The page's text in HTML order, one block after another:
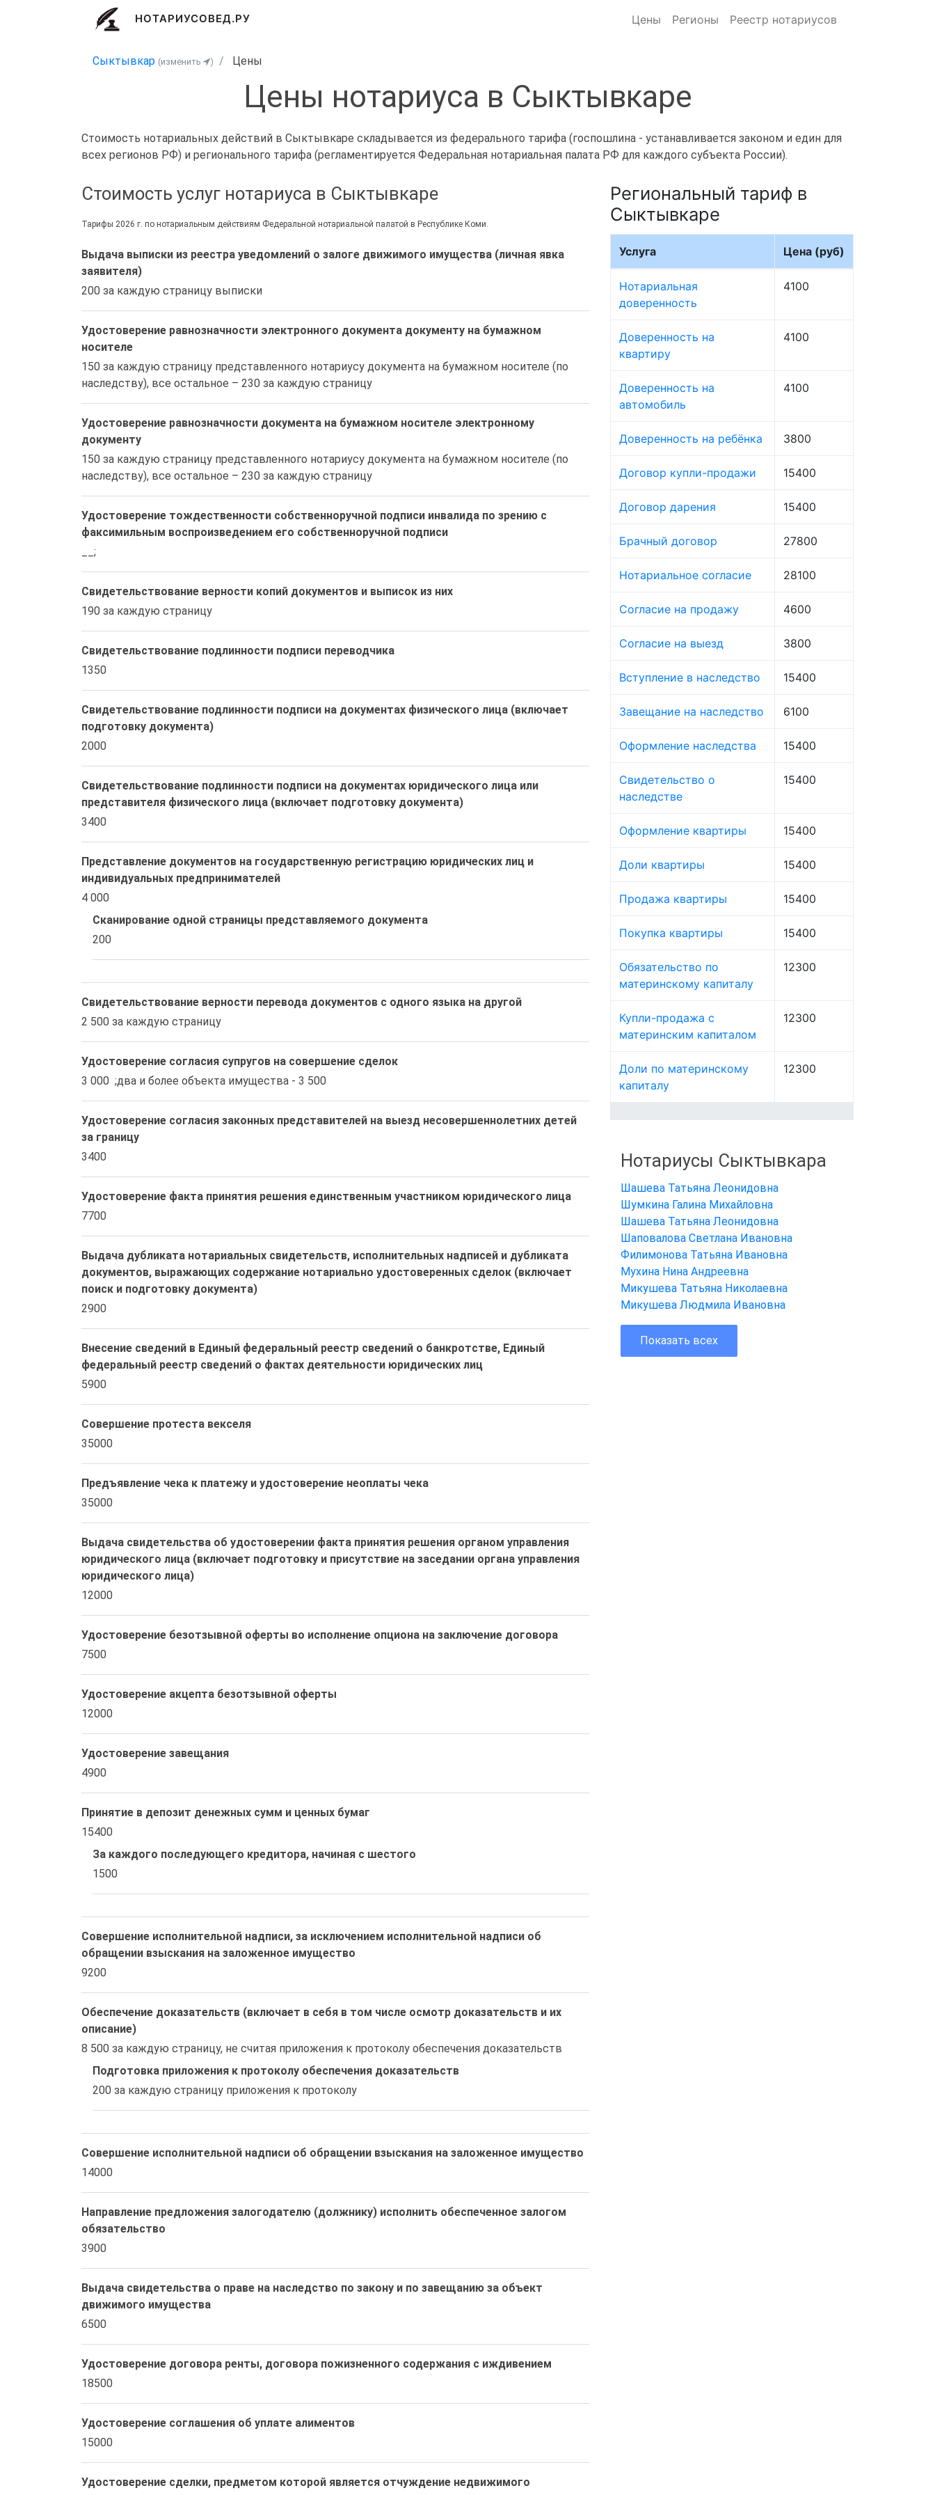
НОТАРИУСОВЕД.РУ Цены Регионы Реестр нотариусов
Сыктывкар (изменить ) Цены
Цены нотариуса в Сыктывкаре
Стоимость нотариальных действий в Сыктывкаре складывается из федерального тарифа (госпошлина - устанавливается законом и един для
всех регионов РФ) и регионального тарифа (регламентируется Федеральная нотариальная палата РФ для каждого субъекта России).
Стоимость услуг нотариуса в Сыктывкаре
Тарифы 2026 г. по нотариальным действиям Федеральной нотариальной палатой в Республике Коми.
Выдача выписки из реестра уведомлений о залоге движимого имущества (личная явка
заявителя)
200 за каждую страницу выписки
Удостоверение равнозначности электронного документа документу на бумажном
носителе
150 за каждую страницу представленного нотариусу документа на бумажном носителе (по
наследству), все остальное – 230 за каждую страницу
Удостоверение равнозначности документа на бумажном носителе электронному
документу
150 за каждую страницу представленного нотариусу документа на бумажном носителе (по
наследству), все остальное – 230 за каждую страницу
Удостоверение тождественности собственноручной подписи инвалида по зрению с
факсимильным воспроизведением его собственноручной подписи
__;
Свидетельствование верности копий документов и выписок из них
190 за каждую страницу
Свидетельствование подлинности подписи переводчика
1350
Свидетельствование подлинности подписи на документах физического лица (включает
подготовку документа)
2000
Свидетельствование подлинности подписи на документах юридического лица или
представителя физического лица (включает подготовку документа)
3400
Представление документов на государственную регистрацию юридических лиц и
индивидуальных предпринимателей
4 000
Сканирование одной страницы представляемого документа
200
Свидетельствование верности перевода документов с одного языка на другой
2 500 за каждую страницу
Удостоверение согласия супругов на совершение сделок
3 000  ;два и более объекта имущества - 3 500
Удостоверение согласия законных представителей на выезд несовершеннолетних детей
за границу
3400
Удостоверение факта принятия решения единственным участником юридического лица
7700
Выдача дубликата нотариальных свидетельств, исполнительных надписей и дубликата
документов, выражающих содержание нотариально удостоверенных сделок (включает
поиск и подготовку документа)
2900
Внесение сведений в Единый федеральный реестр сведений о банкротстве, Единый
федеральный реестр сведений о фактах деятельности юридических лиц
5900
Совершение протеста векселя
35000
Предъявление чека к платежу и удостоверение неоплаты чека
35000
Выдача свидетельства об удостоверении факта принятия решения органом управления
юридического лица (включает подготовку и присутствие на заседании органа управления
юридического лица)
12000
Удостоверение безотзывной оферты во исполнение опциона на заключение договора
7500
Удостоверение акцепта безотзывной оферты
12000
Удостоверение завещания
4900
Принятие в депозит денежных сумм и ценных бумаг
15400
За каждого последующего кредитора, начиная с шестого
1500
Совершение исполнительной надписи, за исключением исполнительной надписи об
обращении взыскания на заложенное имущество
9200
Обеспечение доказательств (включает в себя в том числе осмотр доказательств и их
описание)
8 500 за каждую страницу, не считая приложения к протоколу обеспечения доказательств
Подготовка приложения к протоколу обеспечения доказательств
200 за каждую страницу приложения к протоколу
Совершение исполнительной надписи об обращении взыскания на заложенное имущество
14000
Направление предложения залогодателю (должнику) исполнить обеспеченное залогом
обязательство
3900
Выдача свидетельства о праве на наследство по закону и по завещанию за объект
движимого имущества
6500
Удостоверение договора ренты, договора пожизненного содержания с иждивением
18500
Удостоверение соглашения об уплате алиментов
15000
Удостоверение сделки, предметом которой является отчуждение недвижимого
Региональный тариф в
Сыктывкаре
Услуга Цена (руб)
Нотариальная
доверенность
4100
Доверенность на
квартиру
4100
Доверенность на
автомобиль
4100
Доверенность на ребёнка 3800
Договор купли-продажи 15400
Договор дарения 15400
Брачный договор 27800
Нотариальное согласие 28100
Согласие на продажу 4600
Согласие на выезд 3800
Вступление в наследство 15400
Завещание на наследство 6100
Оформление наследства 15400
Свидетельство о
наследстве
15400
Оформление квартиры 15400
Доли квартиры 15400
Продажа квартиры 15400
Покупка квартиры 15400
Обязательство по
материнскому капиталу
12300
Купли-продажа с
материнским капиталом
12300
Доли по материнскому
капиталу
12300
Нотариусы Сыктывкара
Шашева Татьяна Леонидовна
Шумкина Галина Михайловна
Шашева Татьяна Леонидовна
Шаповалова Светлана Ивановна
Филимонова Татьяна Ивановна
Мухина Нина Андреевна
Микушева Татьяна Николаевна
Микушева Людмила Ивановна
Показать всех